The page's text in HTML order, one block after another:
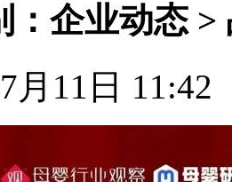
：企业动态 >
月11日 11:42